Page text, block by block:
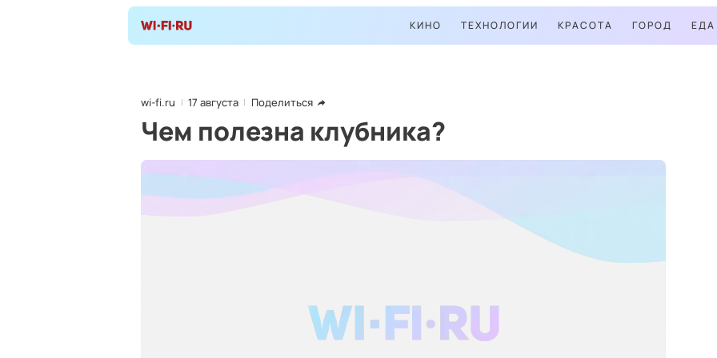
КИНО ТЕХНОЛОГИИ КРАСОТА ГОРОД ЕДА
wi-fi.ru 17 августа Поделиться
Чем полезна клубника?